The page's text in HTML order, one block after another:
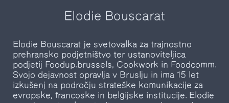
Elodie Bouscarat
Elodie Bouscarat je svetovalka za trajnostno
prehransko podjetništvo ter ustanoviteljica
podjetij Foodup.brussels, Cookwork in Foodcomm.
Svojo dejavnost opravlja v Bruslju in ima 15 let
izkušenj na področju strateške komunikacije za
evropske, francoske in belgijske institucije. Elodie